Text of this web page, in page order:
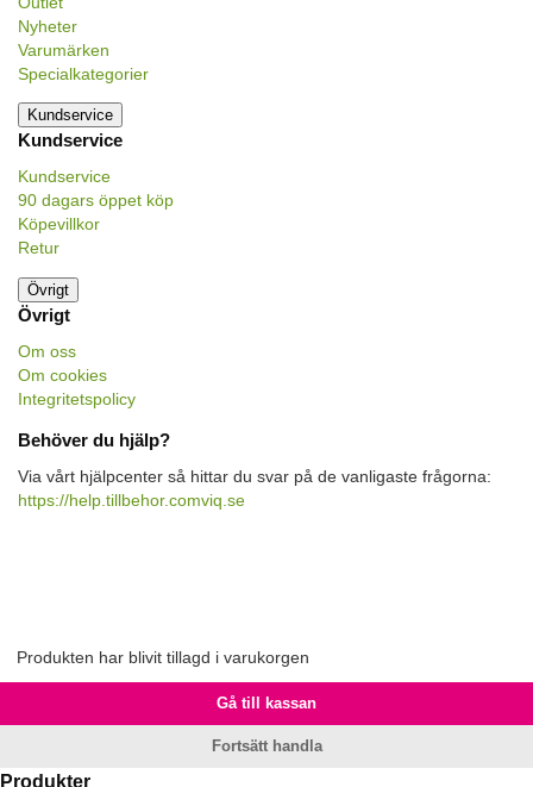
Nyheter
Varumärken
Specialkategorier
Kundservice
Kundservice
Kundservice
90 dagars öppet köp
Köpevillkor
Retur
Övrigt
Övrigt
Om oss
Om cookies
Integritetspolicy
Behöver du hjälp?
Via vårt hjälpcenter så hittar du svar på de vanligaste frågorna:
https://help.tillbehor.comviq.se
Produkten har blivit tillagd i varukorgen
Gå till kassan
Fortsätt handla
Produkter